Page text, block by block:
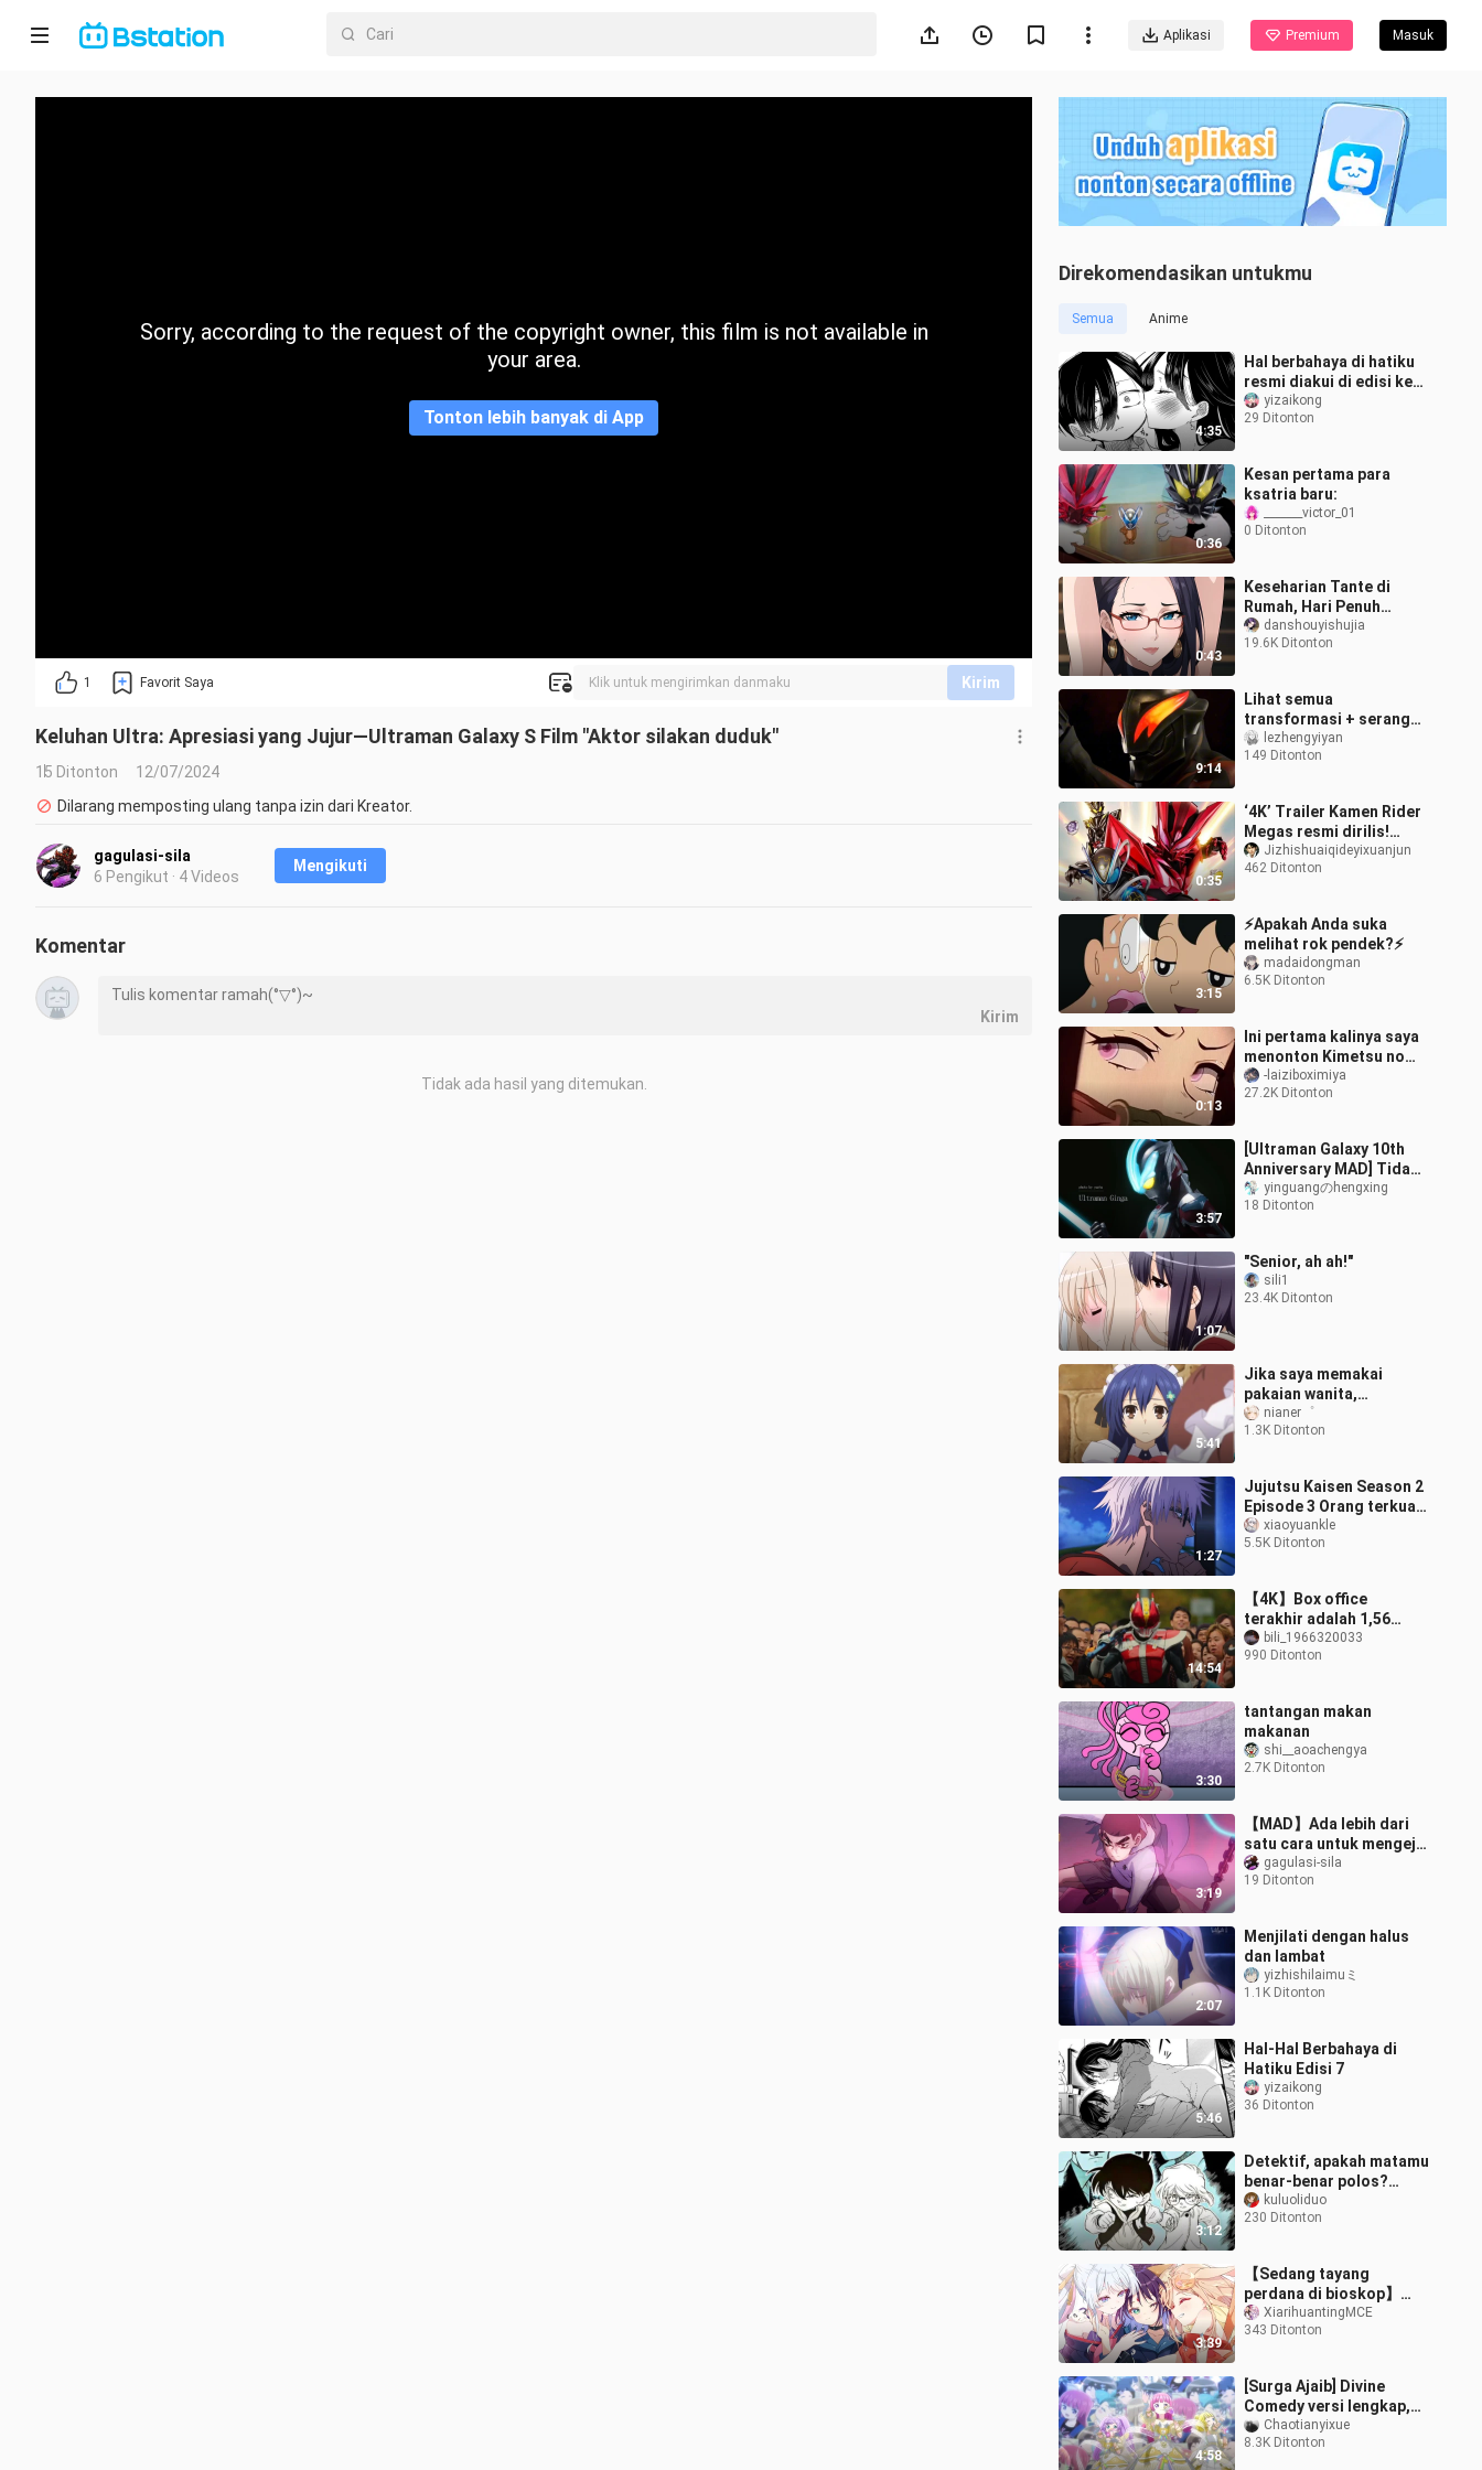
Aplikasi Premium Masuk
Halaman
KategoriSorry, according to the request of the copyright owner, this film is not available in
your area.
Tonton lebih banyak di App
1 Favorit Saya Kirim
Keluhan Ultra: Apresiasi yang Jujur—Ultraman Galaxy S Film "Aktor silakan duduk"
15 Ditonton
12/07/2024
Dilarang memposting ulang tanpa izin dari Kreator.
gagulasi-sila
6 Pengikut · 4 Videos
Mengikuti
Direkomendasikan untukmu
Semua Anime
4:35
Hal berbahaya di hatiku
resmi diakui di edisi ke-
56! ! ! Mulai babak baru! !
yizaikong
29 Ditonton
0:36
Kesan pertama para
ksatria baru:
_______victor_01
0 Ditonton
0:43
Keseharian Tante di
Rumah, Hari Penuh
Energi (AI)
danshouyishujia
19.6K Ditonton
9:14
Lihat semua
transformasi + serangan
spesial Ultraman Belial!
lezhengyiyan
149 Ditonton
0:35
‘4K’ Trailer Kamen Rider
Megas resmi dirilis!
Permainan kucing dan
tikus! Tayang perdana
Jizhishuaiqideyixuanjun
462 Ditonton
3:15
⚡Apakah Anda suka
melihat rok pendek?⚡
madaidongman
6.5K Ditonton
0:13
Ini pertama kalinya saya
menonton Kimetsu no
Yaiba, teman-teman,
tolong bantu saya
-laiziboximiya
27.2K Ditonton
3:57
[Ultraman Galaxy 10th
Anniversary MAD] Tidak
peduli seberapa kuat
Anda, Galaxy akan
yinguangのhengxing
18 Ditonton
1:07
"Senior, ah ah!"
sili1
23.4K Ditonton
5:41
Jika saya memakai
pakaian wanita,
dapatkah saya
mengetahui apakah saya
nianer゜
1.3K Ditonton
1:27
Jujutsu Kaisen Season 2
Episode 3 Orang terkuat
terbunuh dalam
pertempuran
xiaoyuankle
5.5K Ditonton
14:54
【4K】Box office
terakhir adalah 1,56
miliar! Kamen Rider
Heisei Generations
bili_1966320033
990 Ditonton
3:30
tantangan makan
makanan
shi__aoachengya
2.7K Ditonton
3:19
【MAD】Ada lebih dari
satu cara untuk mengeja
"memori"...
gagulasi-sila
19 Ditonton
2:07
Menjilati dengan halus
dan lambat
yizhishilaimuミ
1.1K Ditonton
5:46
Hal-Hal Berbahaya di
Hatiku Edisi 7
yizaikong
36 Ditonton
3:12
Detektif, apakah matamu
benar-benar polos?
Jangan lari dari
takdirmu kali ini...
kuluoliduo
230 Ditonton
3:39
【Sedang tayang
perdana di bioskop】
Kaguya-sama:
Permintaan Cinta dari
Otogibanashi o
XiarihuantingMCE
343 Ditonton
4:58
[Surga Ajaib] Divine
Comedy versi lengkap,
masih adakah yang
mengingatnya di tahun
Chaotianyixue
8.3K Ditonton
Komentar
Kirim
Tidak ada hasil yang ditemukan.